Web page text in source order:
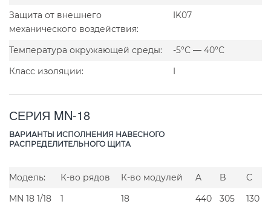
Защита от внешнего
механического воздействия:
IK07
Температура окружающей среды:
-5°C — 40°C
Класс изоляции:
I
СЕРИЯ MN-18
ВАРИАНТЫ ИСПОЛНЕНИЯ НАВЕСНОГО
РАСПРЕДЕЛИТЕЛЬНОГО ЩИТА
Модель: К-во рядов К-во модулей A B
C
MN 18 1/18
1 18 440 305
130